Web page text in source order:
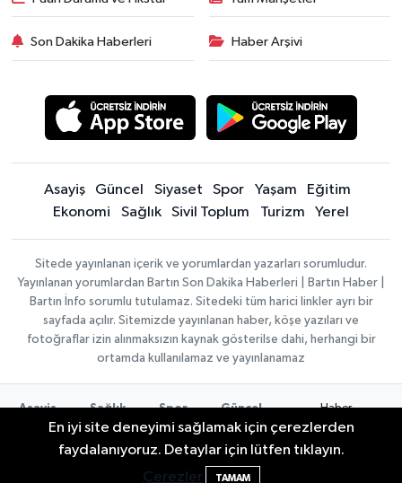
Son Dakika Haberleri Haber Arşivi
Asayiş Güncel Siyaset Spor Yaşam
Eğitim
Ekonomi
Sağlık Sivil Toplum Turizm Yerel
Sitede yayınlanan içerik ve yorumlardan yazarları sorumludur.
Yayınlanan yorumlardan Bartın Son Dakika Haberleri | Bartın Haber |
Bartın İnfo sorumlu tutulamaz. Sitedeki tüm harici linkler ayrı bir
sayfada açılır. Sitemizde yayınlanan haber, köşe yazıları ve
fotoğraflar izin alınmaksızın kaynak gösterilse dahi, herhangi bir
ortamda kullanılamaz ve yayınlanamaz
Asayiş Sağlık Spor
Güncel
Siyaset
Yaşam Turizm
Eğitim
Magazin
Künye
Konaklama tesisleri
Bartın Medya
Haber
Yazılımı:
Copyright ©
En iyi site deneyimi sağlamak için çerezlerden
faydalanıyoruz. Detaylar için lütfen tıklayın.
Çerezler
TAMAM